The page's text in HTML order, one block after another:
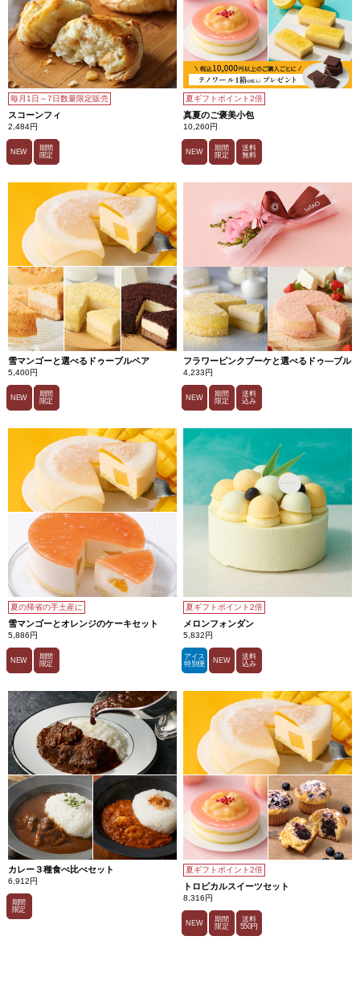
毎月1日～7日数量限定販売
スコーンフィ
2,484円
NEW
期間
限定
夏ギフトポイント2倍
真夏のご褒美小包
10,260円
NEW
期間
限定
送料
無料
雪マンゴーと選べるドゥーブルペア
5,400円
NEW
期間
限定
フラワーピンクブーケと選べるドゥ―ブル
4,233円
NEW
期間
限定
送料
込み
夏の帰省の手土産に
雪マンゴーとオレンジのケーキセット
5,886円
NEW
期間
限定
夏ギフトポイント2倍
メロンフォンダン
5,832円
アイス
特別便
NEW
送料
込み
カレー３種食べ比べセット
6,912円
期間
限定
夏ギフトポイント2倍
トロピカルスイーツセット
8,316円
NEW
期間
限定
送料
550円